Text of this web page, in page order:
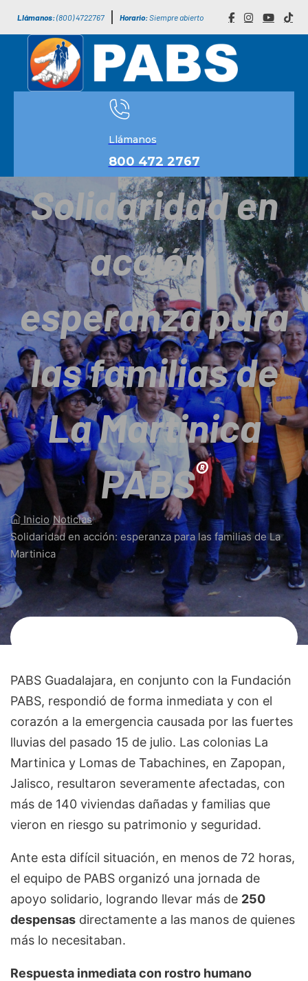
Llámanos:(800) 4722767 Horario:Siempre abierto
Llámanos
800 472 2767
Solidaridad en
acción:
esperanza para
las familias de
La Martinica
PABS®
Inicio/Noticias/
Solidaridad en acción: esperanza para las familias de La
Martinica
PABS Guadalajara, en conjunto con la Fundación
PABS, respondió de forma inmediata y con el
corazón a la emergencia causada por las fuertes
lluvias del pasado 15 de julio. Las colonias La
Martinica y Lomas de Tabachines, en Zapopan,
Jalisco, resultaron severamente afectadas, con
más de 140 viviendas dañadas y familias que
vieron en riesgo su patrimonio y seguridad.
Ante esta difícil situación, en menos de 72 horas,
el equipo de PABS organizó una jornada de
apoyo solidario, logrando llevar más de 250
despensas directamente a las manos de quienes
más lo necesitaban.
Respuesta inmediata con rostro humano